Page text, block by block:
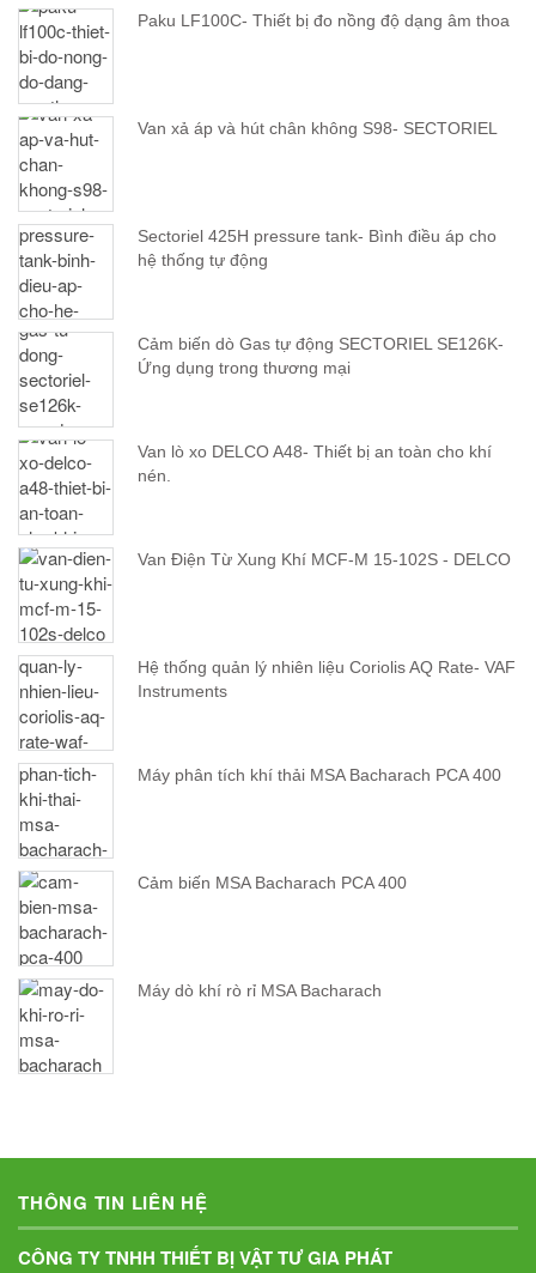
Paku LF100C- Thiết bị đo nồng độ dạng âm thoa
Van xả áp và hút chân không S98- SECTORIEL
Sectoriel 425H pressure tank- Bình điều áp cho
hệ thống tự động
Cảm biến dò Gas tự động SECTORIEL SE126K-
Ứng dụng trong thương mại
Van lò xo DELCO A48- Thiết bị an toàn cho khí
nén.
Van Điện Từ Xung Khí MCF-M 15-102S - DELCO
Hệ thống quản lý nhiên liệu Coriolis AQ Rate- VAF
Instruments
Máy phân tích khí thải MSA Bacharach PCA 400
Cảm biến MSA Bacharach PCA 400
Máy dò khí rò rỉ MSA Bacharach
THÔNG TIN LIÊN HỆ
CÔNG TY TNHH THIẾT BỊ VẬT TƯ GIA PHÁT